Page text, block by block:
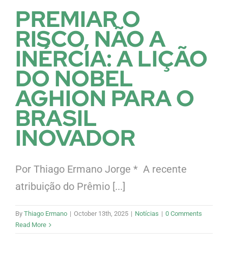
PREMIAR O
RISCO, NÃO A
INÉRCIA: A LIÇÃO
DO NOBEL
AGHION PARA O
BRASIL
INOVADOR
Por Thiago Ermano Jorge * A recente
atribuição do Prêmio [...]
By Thiago Ermano | October 13th, 2025 | Notícias | 0 Comments
Read More